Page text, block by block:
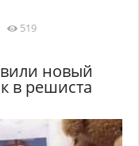
519
новый
в решиста